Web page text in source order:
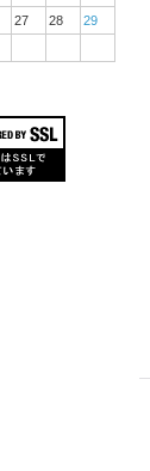
27 28
29